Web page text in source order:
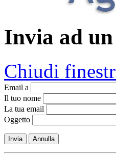
Invia ad
Chiudi
Email a
Il tuo nome
La tua email
Oggetto
Invia Annulla